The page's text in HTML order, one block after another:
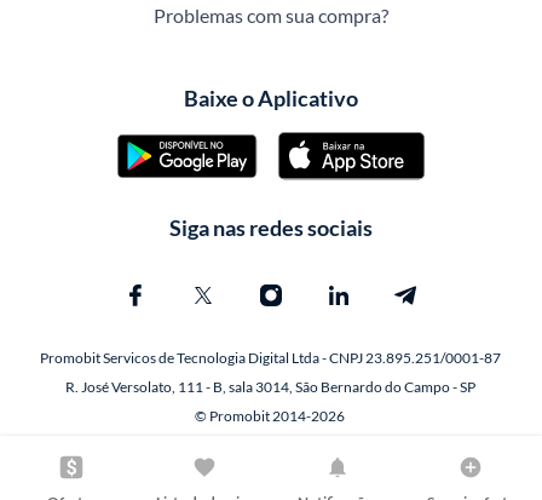
Problemas com sua compra?
Baixe o Aplicativo
Siga nas redes sociais
Promobit Servicos de Tecnologia Digital Ltda - CNPJ 23.895.251/0001-87
R. José Versolato, 111 - B, sala 3014, São Bernardo do Campo - SP
© Promobit 2014-2026